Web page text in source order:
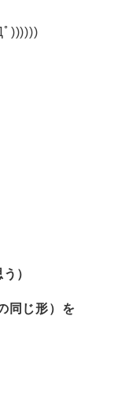
ﾟ))))))
）
同じ形）を